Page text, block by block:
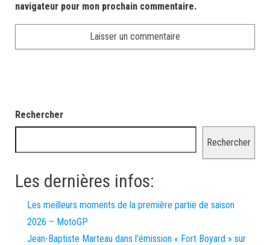
navigateur pour mon prochain commentaire.
Rechercher
Rechercher
Les dernières infos:
Les meilleurs moments de la première partie de saison
2026 – MotoGP
Jean-Baptiste Marteau dans l’émission « Fort Boyard » sur